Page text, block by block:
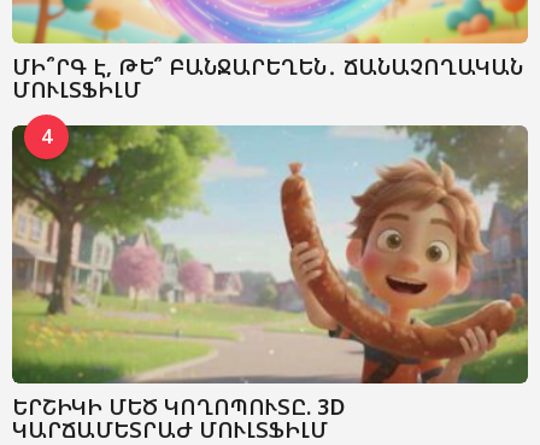
ՄԻ՞ՐԳ Է, ԹԵ՞ ԲԱՆՋԱՐԵՂԵՆ․ ՃԱՆԱՉՈՂԱԿԱՆ
ՄՈՒԼՏՖԻԼՄ
4
ԵՐՇԻԿԻ ՄԵԾ ԿՈՂՈՊՈՒՏԸ. 3D
ԿԱՐՃԱՄԵՏՐԱԺ ՄՈՒԼՏՖԻԼՄ